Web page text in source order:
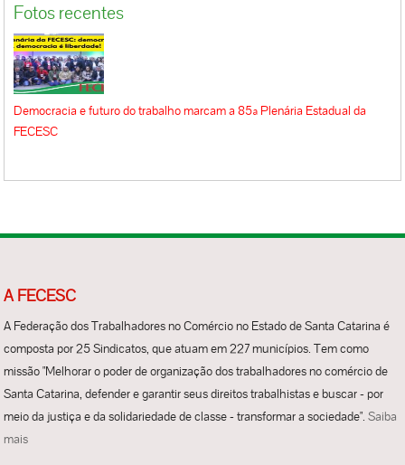
Fotos recentes
Democracia e futuro do trabalho marcam a 85ª Plenária Estadual da
FECESC
A FECESC
A Federação dos Trabalhadores no Comércio no Estado de Santa Catarina é
composta por 25 Sindicatos, que atuam em 227 municípios. Tem como
missão "Melhorar o poder de organização dos trabalhadores no comércio de
Santa Catarina, defender e garantir seus direitos trabalhistas e buscar - por
meio da justiça e da solidariedade de classe - transformar a sociedade".Saiba
mais